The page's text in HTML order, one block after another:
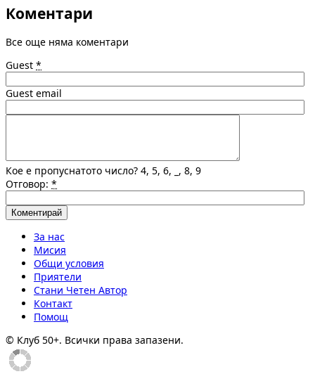
Коментари
Все още няма коментари
Guest *
Guest email
Кое е пропуснатото число? 4, 5, 6, _, 8, 9
Отговор: *
За нас
Мисия
Общи условия
Приятели
Стани Четен Автор
Контакт
Помощ
© Клуб 50+. Всички права запазени.